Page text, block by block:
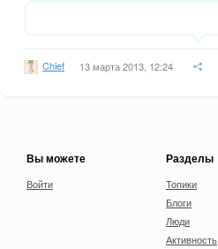
Chief 13 марта 2013, 12:24
Вы можете
Войти
Разделы
Топики
Блоги
Люди
Активность